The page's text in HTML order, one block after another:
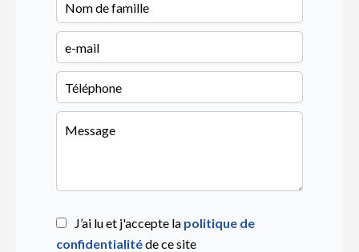
J’ai lu et j'accepte la politique de
confidentialitéde ce site